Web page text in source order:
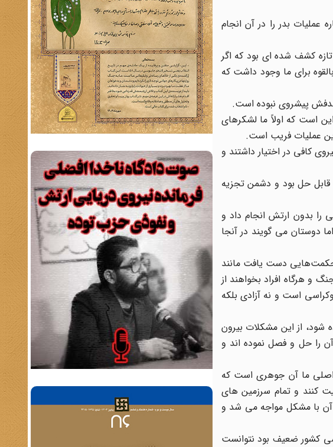
بدر را در آن انجام
کشف شده ای بود که اگر
برای ما وجود داشت که
هدفش پیشروی نبوده است.
است که اولاً ما لشکرهای
عملیات فریب است.
کافی در اختیار داشتند و
قابل حل بود و دشمن تجزیه
بدون ارتش انجام داد و
کرد اما دوستان می گویند در آنجا
حکمت‌هایی دست یافت مانند
و هرگاه افراد بخواهند از
است و نه آزادی بلکه
شود، از این مشکلات بیرون
را حل و فصل نموده اند و
اصلی ما آن جوهری است که
کنند و تمام سرزمین های
آن با مشکل مواجه می شد و
کشور ضعیف بود نتوانست